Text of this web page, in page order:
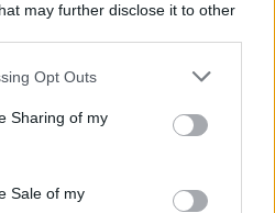
may further disclose it to other
Opt Outs
Sharing of my
Sale of my